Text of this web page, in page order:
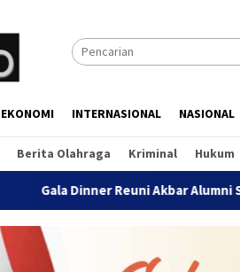
EKONOMI INTERNASIONAL NASIONAL
Berita Olahraga Kriminal Hukum
Reuni Akbar Alumni SMANDA